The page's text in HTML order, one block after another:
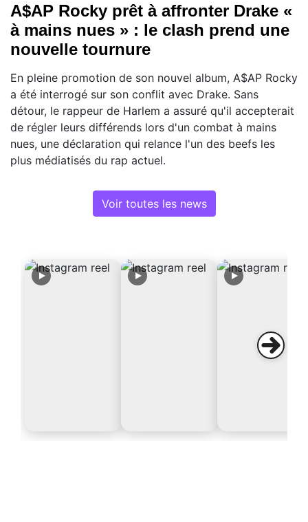
A$AP Rocky prêt à affronter Drake «
à mains nues » : le clash prend une
nouvelle tournure
En pleine promotion de son nouvel album, A$AP Rocky
a été interrogé sur son conflit avec Drake. Sans
détour, le rappeur de Harlem a assuré qu'il accepterait
de régler leurs différends lors d'un combat à mains
nues, une déclaration qui relance l'un des beefs les
plus médiatisés du rap actuel.
Voir toutes les news